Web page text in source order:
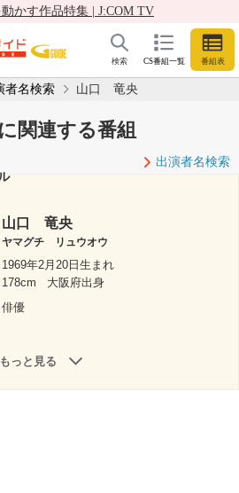
かす作品特集 | J:COM TV
CS番組一覧 番組表
検索
者名検索 山口 竜央
関連する番組
出演者名検索
山口 竜央
ヤマグチ リュウオウ
1969年2月20日生まれ
178cm
大阪府出身
俳優
もっと見る